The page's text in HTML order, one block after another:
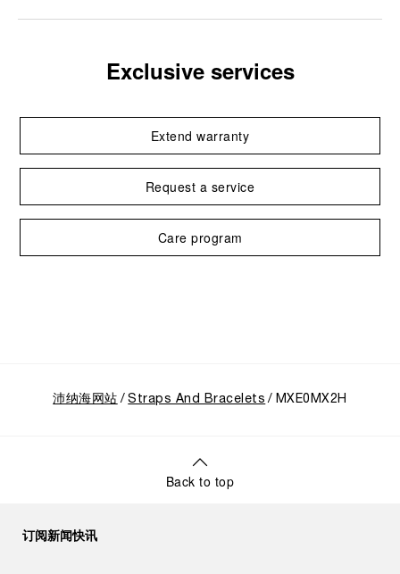
Exclusive services
Extend warranty
Request a service
Care program
沛纳海网站 Straps And Bracelets MXE0MX2H
Back to top
订阅新闻快讯